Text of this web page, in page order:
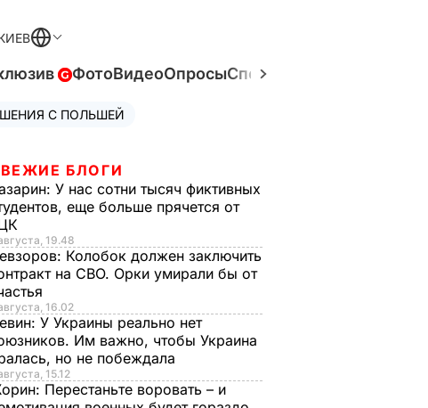
ФотоВидеоОпросыСпецпроекты
С ПОЛЬШЕЙ
БЛОГИ
У нас сотни тысяч фиктивных
еще больше прячется от
19.48
Колобок должен заключить
на СВО. Орки умирали бы от
16.02
У Украины реально нет
Им важно, чтобы Украина
но не побеждала
15.12
Перестаньте воровать – и